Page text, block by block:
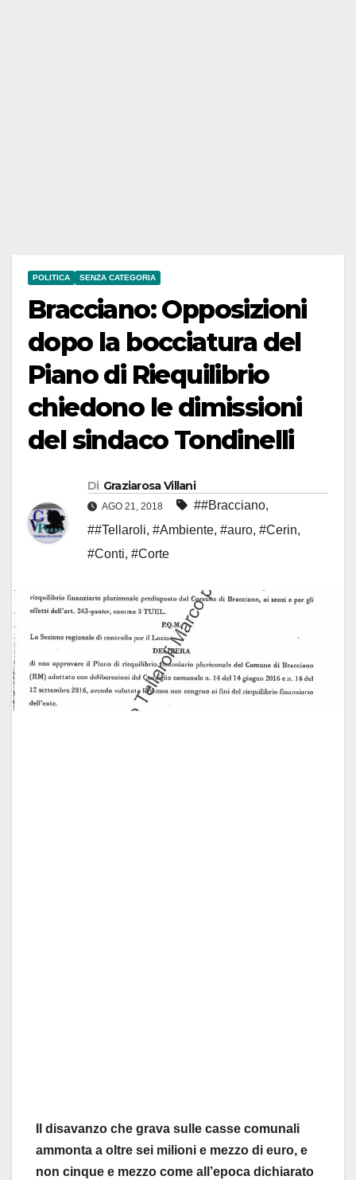
POLITICA SENZA CATEGORIA
Bracciano: Opposizioni
dopo la bocciatura del
Piano di Riequilibrio
chiedono le dimissioni
del sindaco Tondinelli
Di Graziarosa Villani
AGO 21, 2018 ##Bracciano,
##Tellaroli, #Ambiente, #auro, #Cerin,
#Conti, #Corte
Il disavanzo che grava sulle casse comunali
ammonta a oltre sei milioni e mezzo di euro, e
non cinque e mezzo come all’epoca dichiarato